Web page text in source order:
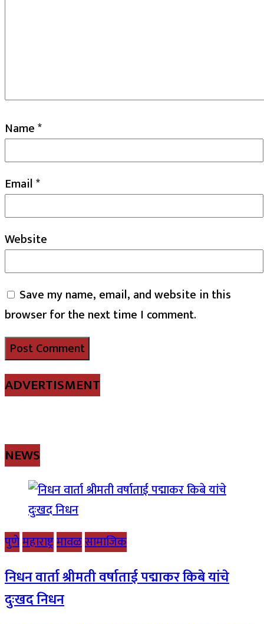
Name*
Email*
Website
Save my name, email, and website in this
browser for the next time I comment.
ADVERTISMENT
NEWS
पुणेमहाराष्ट्रमावळसामाजिक
निधन वार्ता श्रीमती वर्षाताई पद्माकर किबे यांचे
दुःखद निधन